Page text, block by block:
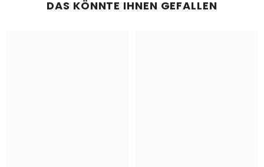
DAS KÖNNTE IHNEN GEFALLEN